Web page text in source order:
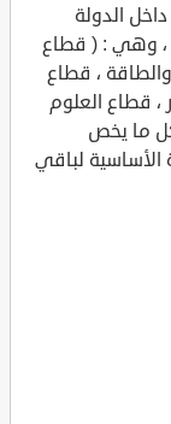
الدولة
، وهي : ( قطاع
والطاقة ، قطاع
، قطاع العلوم
ما يخص
الأساسية لباقي